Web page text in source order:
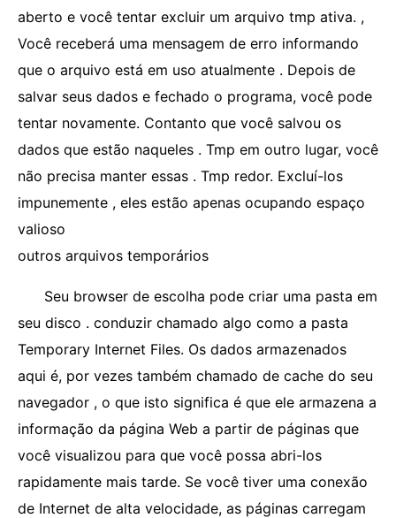
aberto e você tentar excluir um arquivo tmp ativa. ,
Você receberá uma mensagem de erro informando
que o arquivo está em uso atualmente . Depois de
salvar seus dados e fechado o programa, você pode
tentar novamente. Contanto que você salvou os
dados que estão naqueles . Tmp em outro lugar, você
não precisa manter essas . Tmp redor. Excluí-los
impunemente , eles estão apenas ocupando espaço
valioso
outros arquivos temporários
Seu browser de escolha pode criar uma pasta em
seu disco . conduzir chamado algo como a pasta
Temporary Internet Files. Os dados armazenados
aqui é, por vezes também chamado de cache do seu
navegador , o que isto significa é que ele armazena a
informação da página Web a partir de páginas que
você visualizou para que você possa abri-los
rapidamente mais tarde. Se você tiver uma conexão
de Internet de alta velocidade, as páginas carregam